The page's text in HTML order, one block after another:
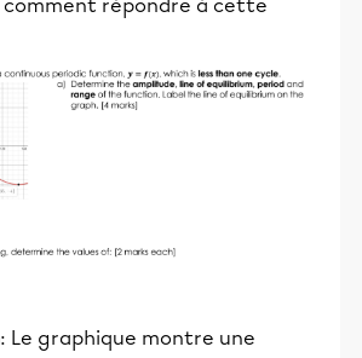
comment répondre à cette
Le graphique montre une